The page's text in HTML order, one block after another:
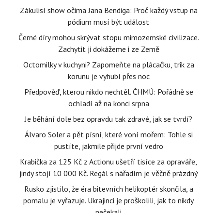
Zákulisí show očima Jana Bendiga: Proč každý vstup na
pódium musí být událost
Černé díry mohou skrývat stopu mimozemské civilizace.
Zachytit ji dokážeme i ze Země
Octomilky v kuchyni? Zapomeňte na plácačku, trik za
korunu je vyhubí přes noc
Předpověď, kterou nikdo nechtěl. ČHMÚ: Pořádně se
ochladí až na konci srpna
Je běhání dole bez opravdu tak zdravé, jak se tvrdí?
Álvaro Soler a pět písní, které voní mořem: Tohle si
pustíte, jakmile přijde první vedro
Krabička za 125 Kč z Actionu ušetří tisíce za opraváře,
jindy stojí 10 000 Kč. Regál s nářadím je věčně prázdný
Rusko zjistilo, že éra bitevních helikoptér skončila, a
pomalu je vyřazuje. Ukrajinci je proškolili, jak to nikdy